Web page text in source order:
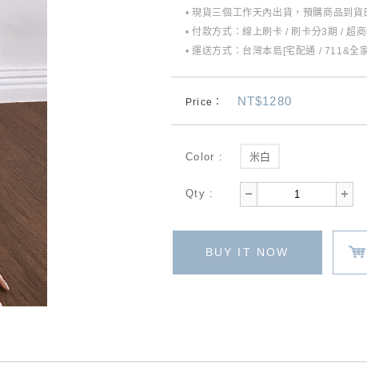
• 現貨三個工作天內出貨，預購商品到
• 付款方式：線上刷卡 / 刷卡分3期 / 超
• 運送方式：台灣本島[宅配通 / 711&全
Price： NT$1280
Color : 米白
Qty :
BUY IT NOW